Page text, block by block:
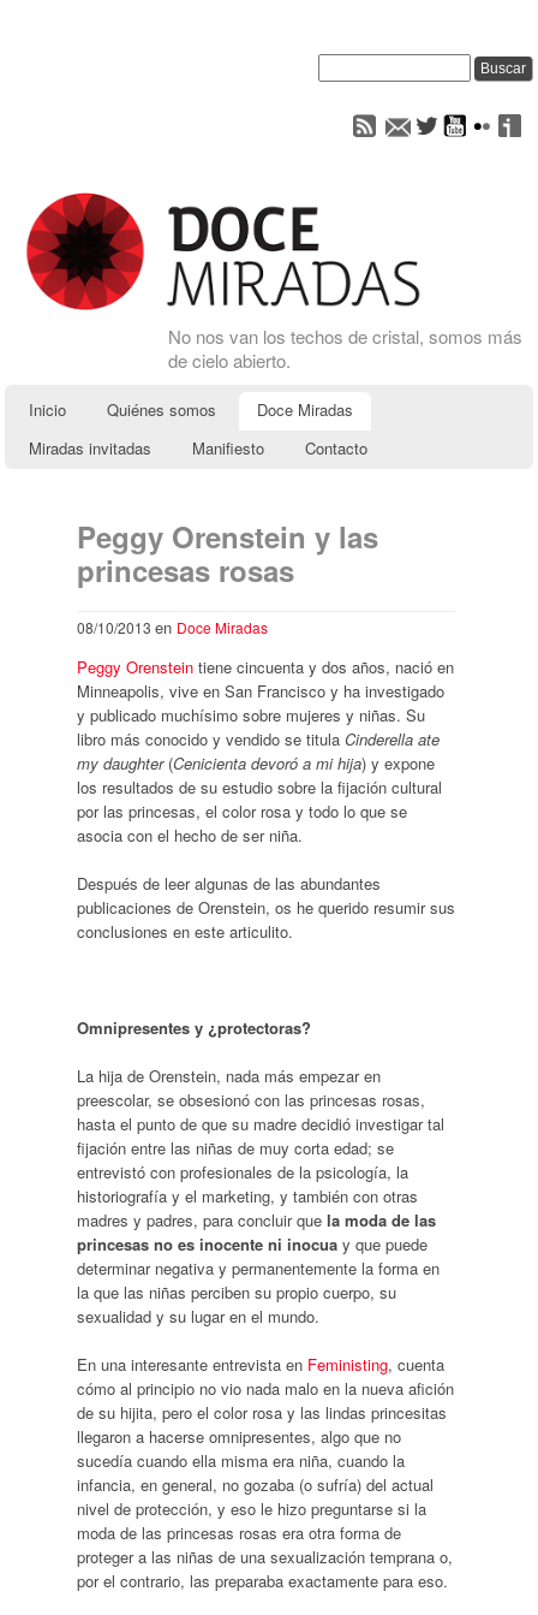
No nos van los techos de cristal, somos más
de cielo abierto.
Inicio Quiénes somos
Doce Miradas
Miradas invitadas
Manifiesto Contacto
Peggy Orenstein y las
princesas rosas
08/10/2013 en Doce Miradas
Peggy Orensteintiene cincuenta y dos años, nació en
Minneapolis, vive en San Francisco y ha investigado
y publicado muchísimo sobre mujeres y niñas. Su
libro más conocido y vendido se titula Cinderella ate
my daughter(Cenicienta devoró a mi hija) y expone
los resultados de su estudio sobre la fijación cultural
por las princesas, el color rosa y todo lo que se
asocia con el hecho de ser niña.
Después de leer algunas de las abundantes
publicaciones de Orenstein, os he querido resumir sus
conclusiones en este articulito.
Omnipresentes y ¿protectoras?
La hija de Orenstein, nada más empezar en
preescolar, se obsesionó con las princesas rosas,
hasta el punto de que su madre decidió investigar tal
fijación entre las niñas de muy corta edad; se
entrevistó con profesionales de la psicología, la
historiografía y el marketing, y también con otras
madres y padres, para concluir que la moda de las
princesas no es inocente ni inocuay que puede
determinar negativa y permanentemente la forma en
la que las niñas perciben su propio cuerpo, su
sexualidad y su lugar en el mundo.
En una interesante entrevista en Feministing, cuenta
cómo al principio no vio nada malo en la nueva afición
de su hijita, pero el color rosa y las lindas princesitas
llegaron a hacerse omnipresentes, algo que no
sucedía cuando ella misma era niña, cuando la
infancia, en general, no gozaba (o sufría) del actual
nivel de protección, y eso le hizo preguntarse si la
moda de las princesas rosas era otra forma de
proteger a las niñas de una sexualización temprana o,
por el contrario, las preparaba exactamente para eso.